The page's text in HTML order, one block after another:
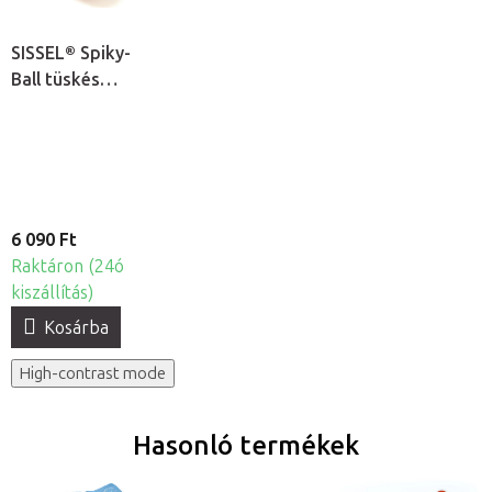
SISSEL® Spiky-
Ball tüskés
6 090 Ft
Raktáron (24ó
kiszállítás)
Kosárba
High-contrast mode
Hasonló termékek